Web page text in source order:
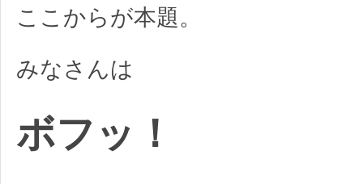
ここからが本題。
みなさんは
ボフッ！